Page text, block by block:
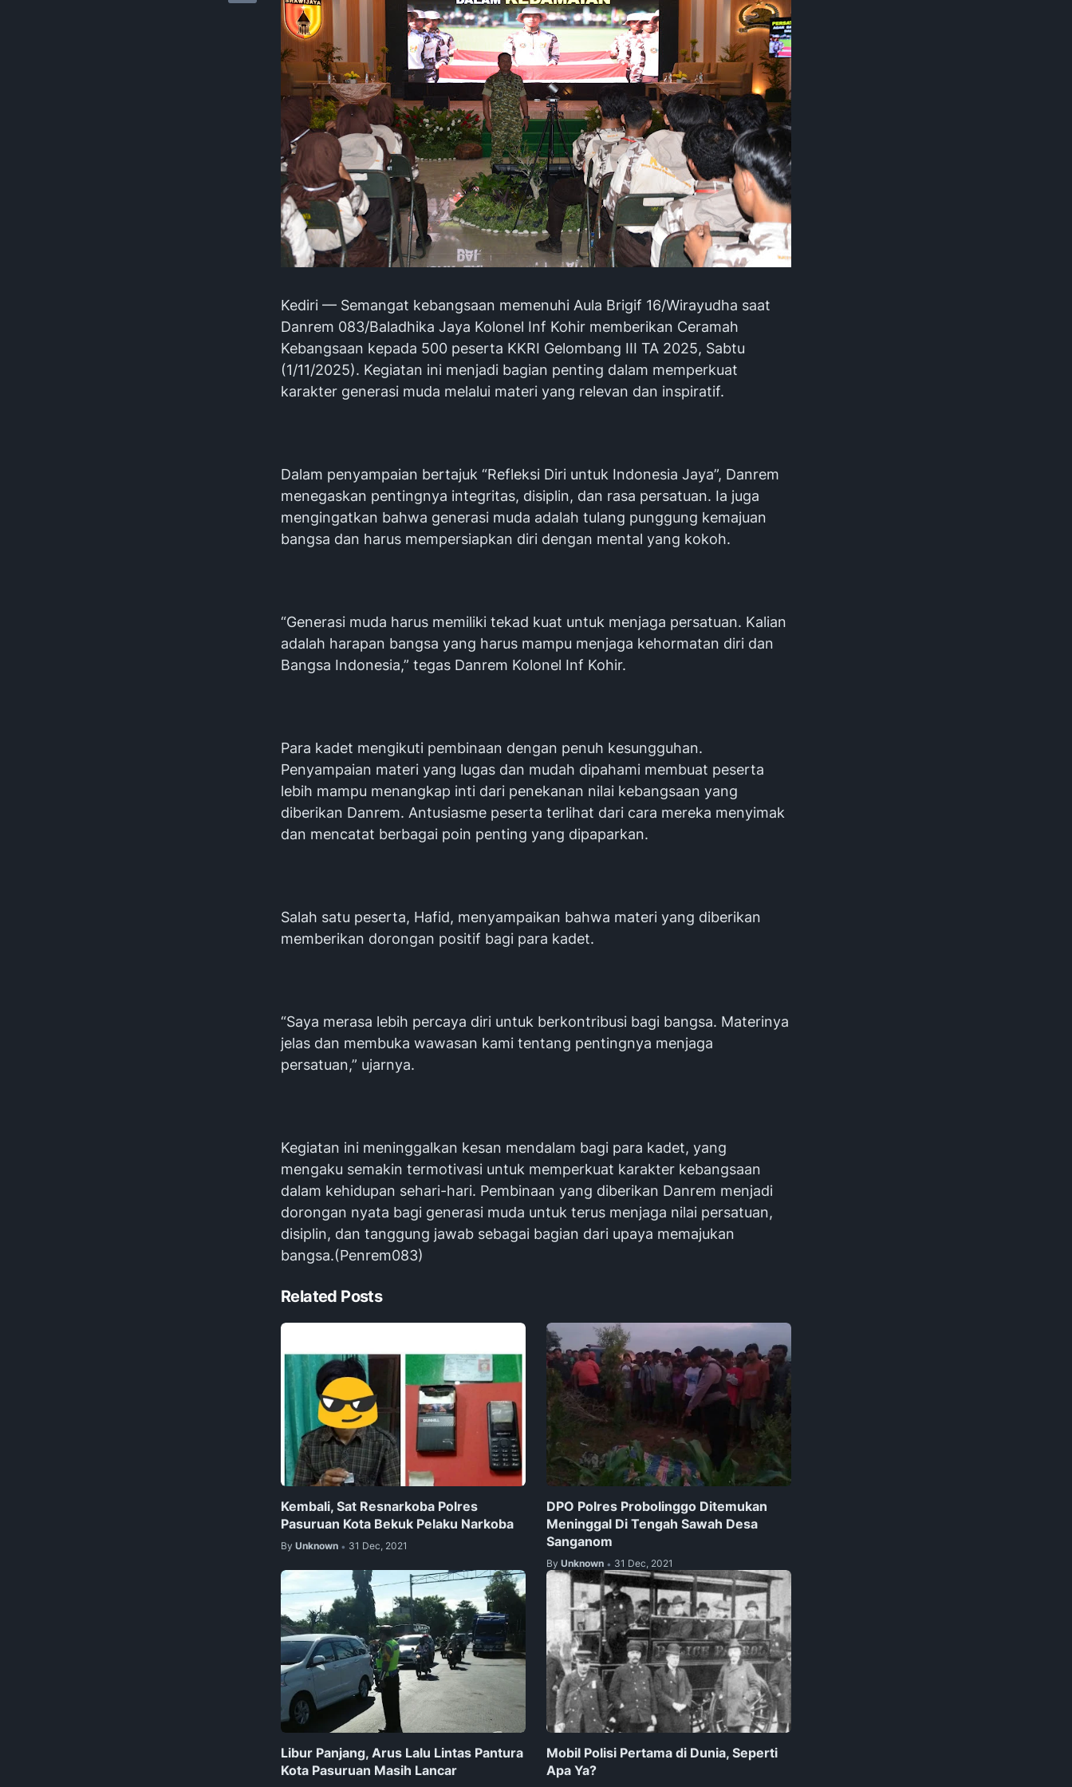
Kediri — Semangat kebangsaan memenuhi Aula Brigif 16/Wirayudha saat
Danrem 083/Baladhika Jaya Kolonel Inf Kohir memberikan Ceramah
Kebangsaan kepada 500 peserta KKRI Gelombang III TA 2025, Sabtu
(1/11/2025). Kegiatan ini menjadi bagian penting dalam memperkuat
karakter generasi muda melalui materi yang relevan dan inspiratif.
Dalam penyampaian bertajuk “Refleksi Diri untuk Indonesia Jaya”, Danrem
menegaskan pentingnya integritas, disiplin, dan rasa persatuan. Ia juga
mengingatkan bahwa generasi muda adalah tulang punggung kemajuan
bangsa dan harus mempersiapkan diri dengan mental yang kokoh.
“Generasi muda harus memiliki tekad kuat untuk menjaga persatuan. Kalian
adalah harapan bangsa yang harus mampu menjaga kehormatan diri dan
Bangsa Indonesia,” tegas Danrem Kolonel Inf Kohir.
Para kadet mengikuti pembinaan dengan penuh kesungguhan.
Penyampaian materi yang lugas dan mudah dipahami membuat peserta
lebih mampu menangkap inti dari penekanan nilai kebangsaan yang
diberikan Danrem. Antusiasme peserta terlihat dari cara mereka menyimak
dan mencatat berbagai poin penting yang dipaparkan.
Salah satu peserta, Hafid, menyampaikan bahwa materi yang diberikan
memberikan dorongan positif bagi para kadet.
“Saya merasa lebih percaya diri untuk berkontribusi bagi bangsa. Materinya
jelas dan membuka wawasan kami tentang pentingnya menjaga
persatuan,” ujarnya.
Kegiatan ini meninggalkan kesan mendalam bagi para kadet, yang
mengaku semakin termotivasi untuk memperkuat karakter kebangsaan
dalam kehidupan sehari-hari. Pembinaan yang diberikan Danrem menjadi
dorongan nyata bagi generasi muda untuk terus menjaga nilai persatuan,
disiplin, dan tanggung jawab sebagai bagian dari upaya memajukan
bangsa.(Penrem083)
Related Posts
Kembali, Sat Resnarkoba Polres
Pasuruan Kota Bekuk Pelaku Narkoba
By Unknown • 31 Dec, 2021
DPO Polres Probolinggo Ditemukan
Meninggal Di Tengah Sawah Desa
Sanganom
By Unknown • 31 Dec, 2021
Libur Panjang, Arus Lalu Lintas Pantura
Kota Pasuruan Masih Lancar
Mobil Polisi Pertama di Dunia, Seperti
Apa Ya?